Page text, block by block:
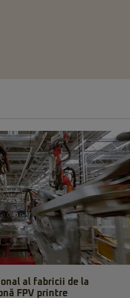
al fabricii de la
FPV printre